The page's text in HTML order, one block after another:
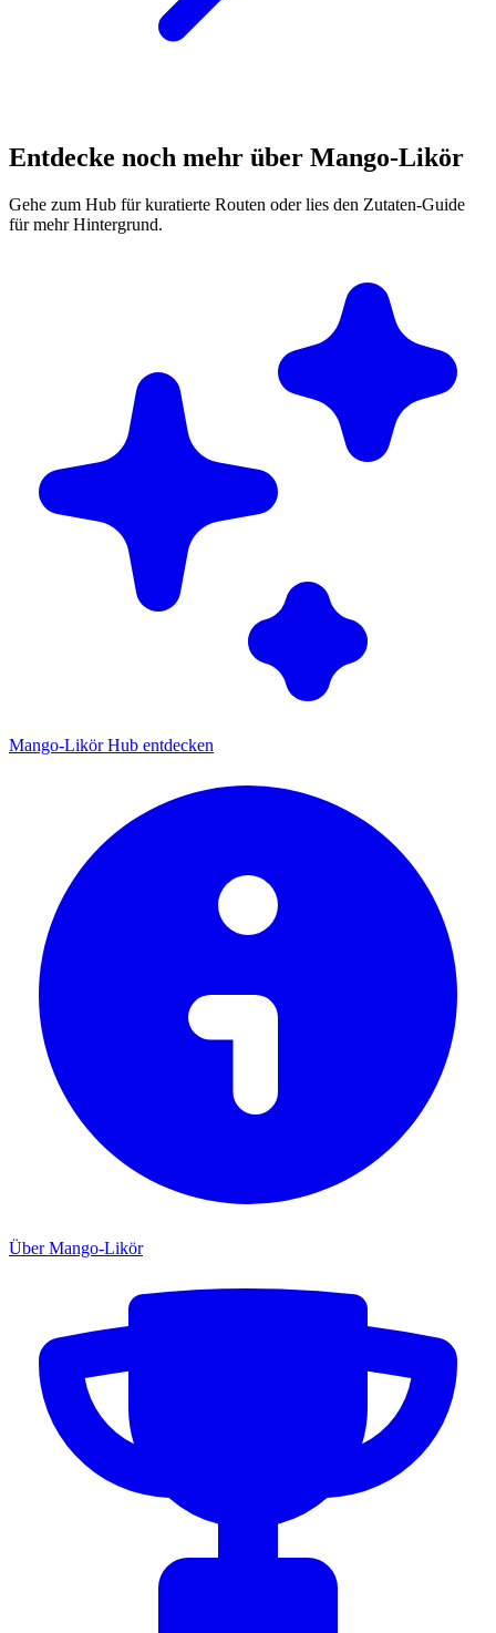
Entdecke noch mehr über Mango-Likör
Gehe zum Hub für kuratierte Routen oder lies den Zutaten-Guide
für mehr Hintergrund.
Mango-Likör Hub entdecken
Über Mango-Likör